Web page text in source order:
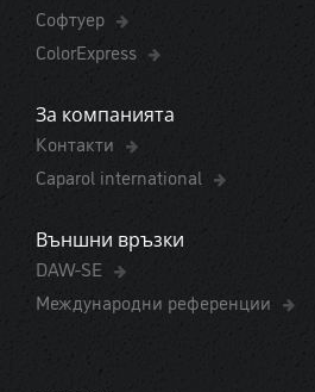
Софтуер
ColorExpress
За компанията
Контакти
Caparol international
Външни връзки
DAW-SE
Международни референции